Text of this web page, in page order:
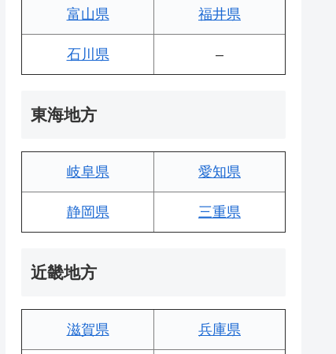
富山県 福井県
石川県 –
東海地方
岐阜県 愛知県
静岡県 三重県
近畿地方
滋賀県 兵庫県